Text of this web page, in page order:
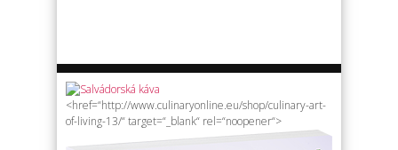
<href=“http://www.culinaryonline.eu/shop/culinary-art-
of-living-13/“ target=“_blank“ rel=“noopener“>